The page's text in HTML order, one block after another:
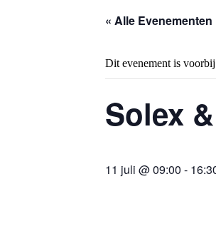
« Alle Evenementen
Dit evenement is
Solex
11 juli @ 09:00 -